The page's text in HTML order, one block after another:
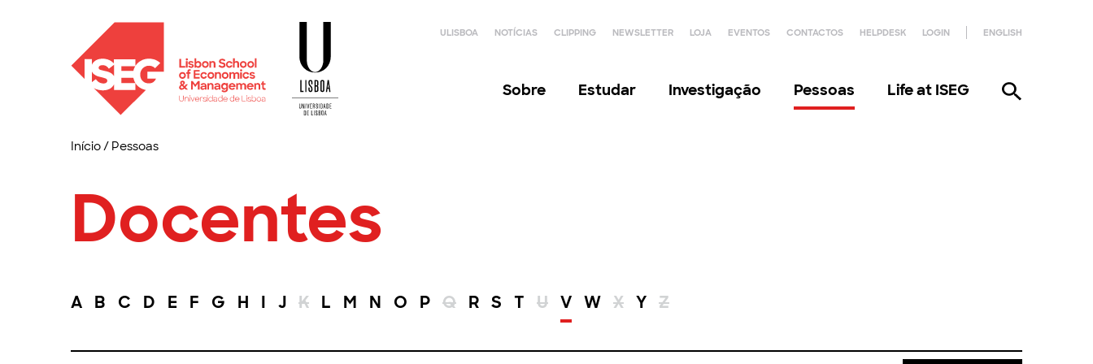
ULISBOA NOTÍCIAS CLIPPING NEWSLETTER LOJA EVENTOS CONTACTOS HELPDESK LOGIN ENGLISH
Sobre Estudar Investigação Pessoas Life at ISEG
Início/ Pessoas
Docentes
A B C D E F G H I J K L M N O P Q R S T U V W X Y Z